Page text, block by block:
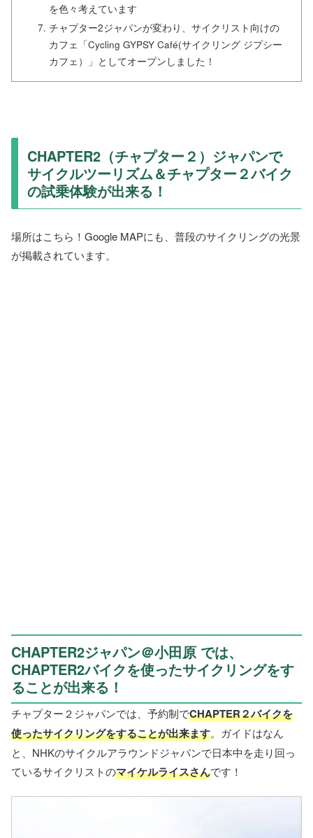
を色々考えています
チャプター2ジャパンが変わり、サイクリスト向けの
カフェ「Cycling GYPSY Café(サイクリング ジプシー
カフェ）」としてオープンしました！
CHAPTER2（チャプター２）ジャパンで
サイクルツーリズム＆チャプター２バイク
の試乗体験が出来る！
場所はこちら！Google MAPにも、普段のサイクリングの光景
が掲載されています。
CHAPTER2ジャパン＠小田原 では、
CHAPTER2バイクを使ったサイクリングをす
ることが出来る！
チャプター２ジャパンでは、予約制でCHAPTER２バイクを
使ったサイクリングをすることが出来ます。ガイドはなん
と、NHKのサイクルアラウンドジャパンで日本中を走り回っ
ているサイクリストのマイケルライスさんです！